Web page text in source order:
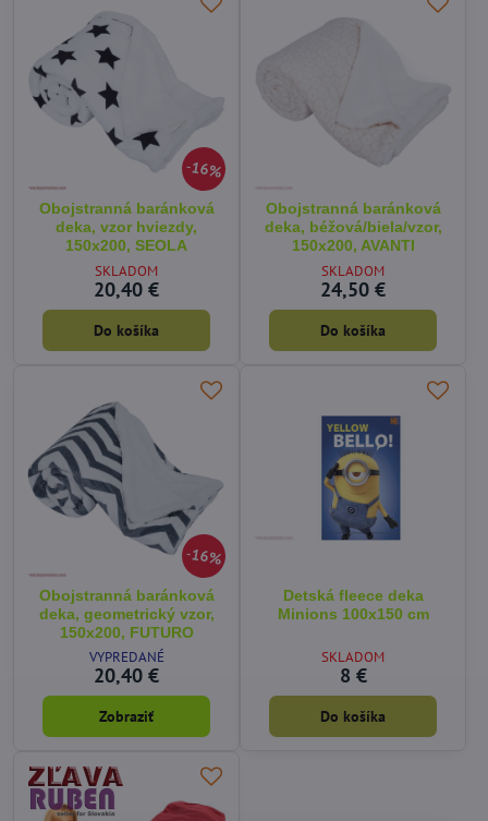
16%
Obojstranná baránková
deka, vzor hviezdy,
150x200, SEOLA
SKLADOM
20,40 €
Do košíka
Obojstranná baránková
deka, béžová/biela/vzor,
150x200, AVANTI
SKLADOM
24,50 €
Do košíka
16%
Obojstranná baránková
deka, geometrický vzor,
150x200, FUTURO
VYPREDANÉ
20,40 €
Zobraziť
Detská fleece deka
Minions 100x150 cm
SKLADOM
8 €
Do košíka